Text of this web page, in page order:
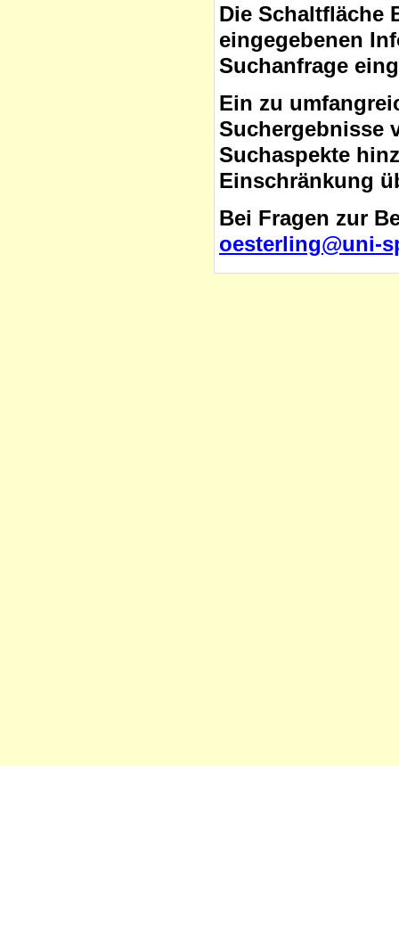
Die Schaltfläche
eingegebenen
Suchanfrage
Ein zu
Suchergebnisse
Suchaspekte
Einschränkung
Bei Fragen zur
oesterling@uni-